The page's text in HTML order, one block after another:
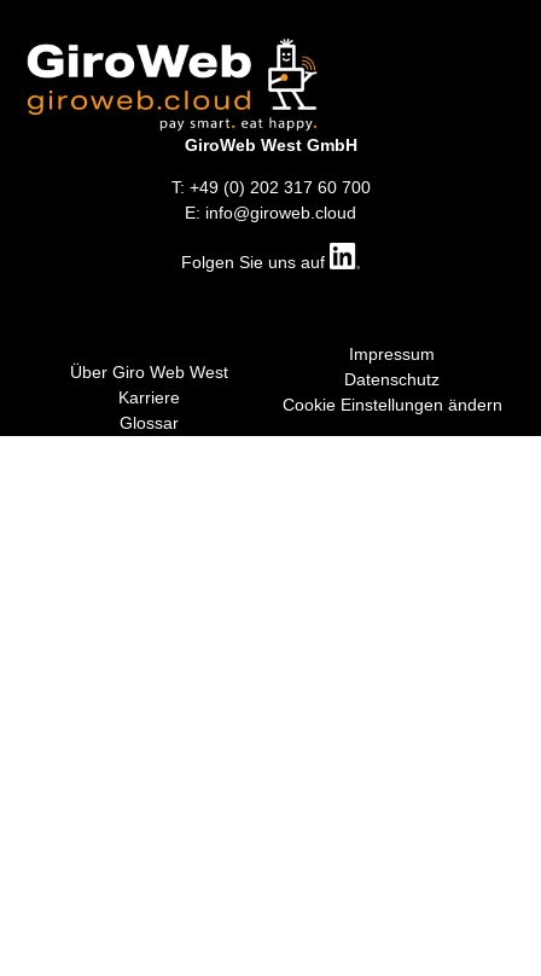
GiroWeb West GmbH
T: +49 (0) 202 317 60 700
E: info@giroweb.cloud
Folgen Sie uns auf
Über Giro Web West
Karriere
Glossar
Impressum
Datenschutz
Cookie Einstellungen ändern